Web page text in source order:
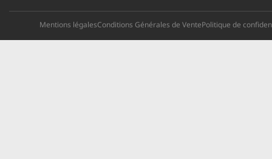
Mentions légalesConditions Générales de VentePolitique de